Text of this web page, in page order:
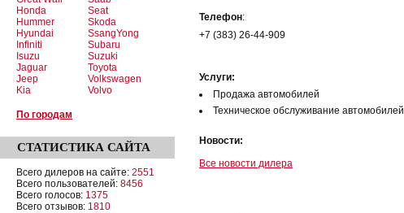
Honda
Hummer
Hyundai
Infiniti
Isuzu
Jaguar
Jeep
Kia
Seat
Skoda
SsangYong
Subaru
Suzuki
Toyota
Volkswagen
Volvo
По городам
СТАТИСТИКА САЙТА
Всего дилеров на сайте: 2551
Всего пользователей: 8456
Всего голосов: 1375
Всего отзывов: 1810
Телефон:
+7 (383) 26-44-909
Услуги:
Продажа автомобилей
Техническое обслуживание автомобилей
Новости:
Все новости дилера